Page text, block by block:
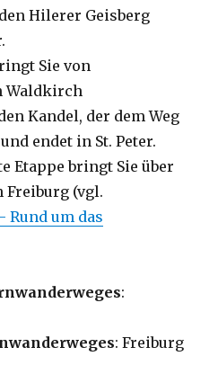
Hilerer Geisberg
Sie von
Waldkirch
Kandel, der dem Weg
endet in St. Peter.
Etappe bringt Sie über
Freiburg (vgl.
Rund um das
:
: Freiburg